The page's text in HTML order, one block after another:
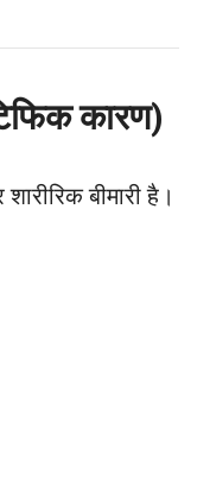
कारण)
बीमारी है।